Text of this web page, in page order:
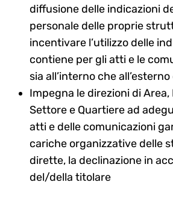
diffusione delle indicazioni
personale delle proprie
incentivare l’utilizzo delle
contiene per gli atti e le
sia all’interno che all’esterno
Impegna le direzioni di
Settore e Quartiere ad
atti e delle comunicazioni
cariche organizzative delle
dirette, la declinazione in
del/della titolare